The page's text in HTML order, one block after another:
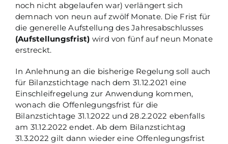
noch nicht abgelaufen war) verlängert sich
demnach von neun auf zwölf Monate. Die Frist für
die generelle Aufstellung des Jahresabschlusses
(Aufstellungsfrist) wird von fünf auf neun Monate
erstreckt.
In Anlehnung an die bisherige Regelung soll auch
für Bilanzstichtage nach dem 31.12.2021 eine
Einschleifregelung zur Anwendung kommen,
wonach die Offenlegungsfrist für die
Bilanzstichtage 31.1.2022 und 28.2.2022 ebenfalls
am 31.12.2022 endet. Ab dem Bilanzstichtag
31.3.2022 gilt dann wieder eine Offenlegungsfrist